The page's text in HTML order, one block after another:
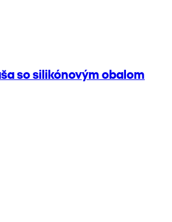
so silikónovým obalom